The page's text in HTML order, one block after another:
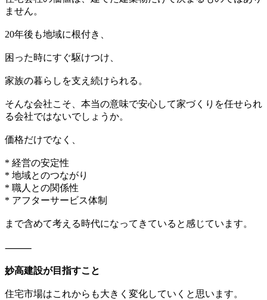
ません。
20年後も地域に根付き、
困った時にすぐ駆けつけ、
家族の暮らしを支え続けられる。
そんな会社こそ、本当の意味で安心して家づくりを任せられ
る会社ではないでしょうか。
価格だけでなく、
* 経営の安定性
* 地域とのつながり
* 職人との関係性
* アフターサービス体制
まで含めて考える時代になってきていると感じています。
⸻
妙高建設が目指すこと
住宅市場はこれからも大きく変化していくと思います。